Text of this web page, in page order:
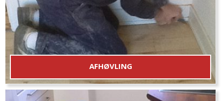
AFHØVLING